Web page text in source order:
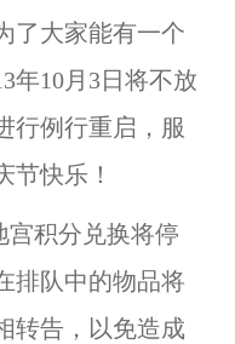
了大家能有一个
年10月3日 将不放
行例行重启 ，服
节快乐！
宫积分兑换将停
排队中的物品将
转告，以免造成